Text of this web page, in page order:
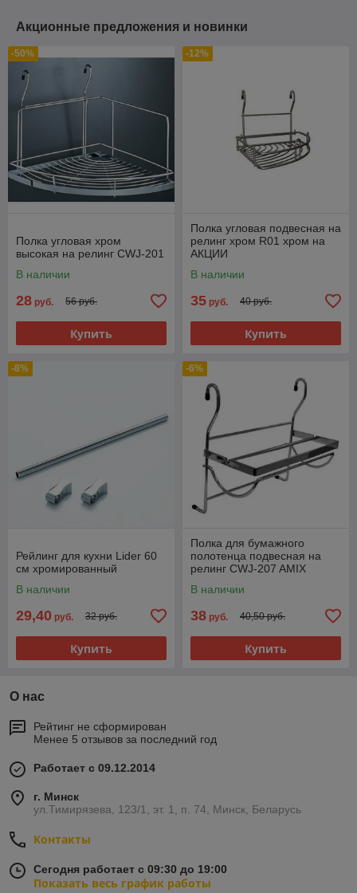
Акционные предложения и новинки
-50%
Полка угловая хром
высокая на релинг CWJ-201
В наличии
28 руб. 56 руб.
Купить
-12%
Полка угловая подвесная на
релинг хром R01 хром на
АКЦИИ
В наличии
35 руб. 40 руб.
Купить
-8%
Рейлинг для кухни Lider 60
см хромированный
В наличии
29,40 руб. 32 руб.
Купить
-6%
Полка для бумажного
полотенца подвесная на
релинг CWJ-207 AMIX
В наличии
38 руб. 40,50 руб.
Купить
О нас
Рейтинг не сформирован
Менее 5 отзывов за последний год
Работает с 09.12.2014
г. Минск
ул.Тимирязева, 123/1, эт. 1, п. 74, Минск, Беларусь
Контакты
Сегодня работает с 09:30 до 19:00
Показать весь график работы